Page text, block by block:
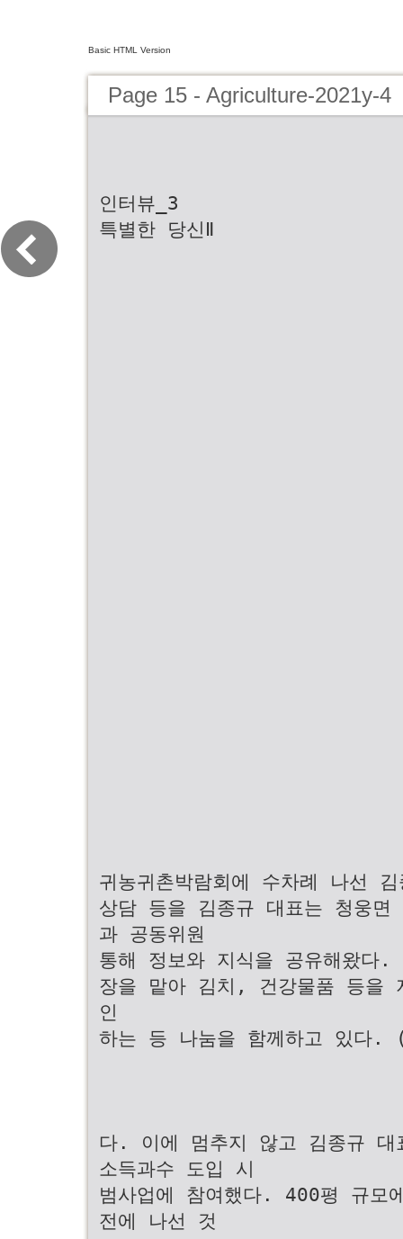
Basic HTML Version
Page 15 - Agriculture-2021y-4
인터뷰_3
특별한 당신Ⅱ
귀농귀촌박람회에 수차례 나선
상담 등을 김종규 대표는 청웅면
과 공동위원
통해 정보와 지식을 공유해왔다
장을 맡아 김치, 건강물품 등을
인
하는 등 나눔을 함께하고 있다.
다. 이에 멈추지 않고 김종규 대
소득과수 도입 시
범사업에 참여했다. 400평 규모
전에 나선 것